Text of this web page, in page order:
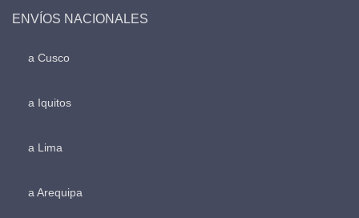
ENVÍOS NACIONALES
a Cusco
a Iquitos
a Lima
a Arequipa